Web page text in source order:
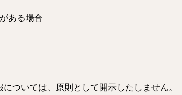
ある場合
ついては、原則として開示したしません。